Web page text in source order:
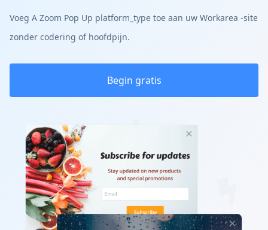
Voeg A Zoom Pop Up platform_type toe aan uw Workarea -site
zonder codering of hoofdpijn.
Begin gratis